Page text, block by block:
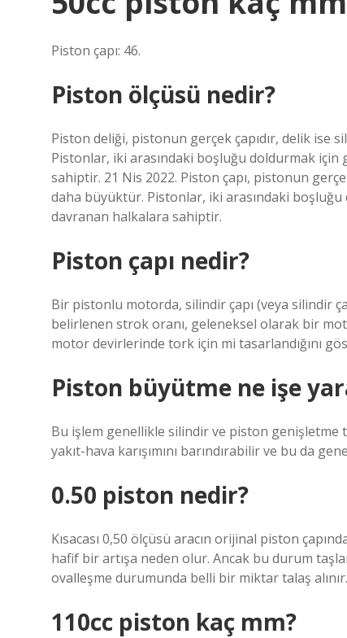
Piston çapı: 46.
Piston ölçüsü nedir?
Piston deliği, pistonun gerçek çapıdır, delik
Pistonlar, iki arasındaki boşluğu doldurmak
sahiptir. 21 Nis 2022. Piston çapı, pistonun
daha büyüktür. Pistonlar, iki arasındaki
davranan halkalara sahiptir.
Piston çapı nedir?
Bir pistonlu motorda, silindir çapı (veya silindir
belirlenen strok oranı, geleneksel olarak bir
motor devirlerinde tork için mi tasarlandığını
Piston büyütme ne işe
Bu işlem genellikle silindir ve piston genişletme
yakıt-hava karışımını barındırabilir ve bu da
0.50 piston nedir?
Kısacası 0,50 ölçüsü aracın orijinal piston
hafif bir artışa neden olur. Ancak bu durum
ovalleşme durumunda belli bir miktar talaş
110cc piston kaç mm?